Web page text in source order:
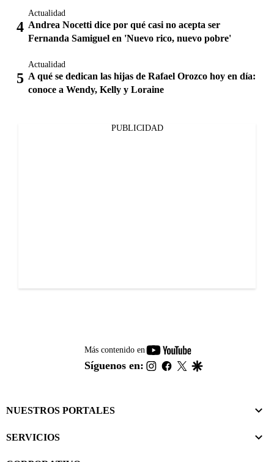
Actualidad
Andrea Nocetti dice por qué casi no acepta ser
Fernanda Samiguel en 'Nuevo rico, nuevo pobre'
Actualidad
A qué se dedican las hijas de Rafael Orozco hoy en día:
conoce a Wendy, Kelly y Loraine
PUBLICIDAD
Más contenido en
youtube-
footer
Síguenos en: instagram
facebook
twitter
NUESTROS PORTALES
SERVICIOS